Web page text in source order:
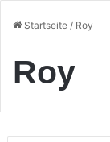
Startseite / Roy
Roy